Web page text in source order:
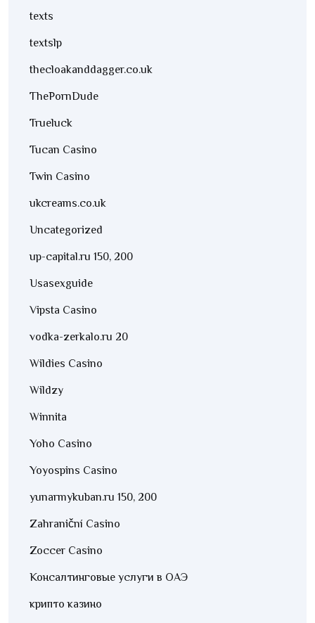
texts
textslp
thecloakanddagger.co.uk
ThePornDude
Trueluck
Tucan Casino
Twin Casino
ukcreams.co.uk
Uncategorized
up-capital.ru 150, 200
Usasexguide
Vipsta Casino
vodka-zerkalo.ru 20
Wildies Casino
Wildzy
Winnita
Yoho Casino
Yoyospins Casino
yunarmykuban.ru 150, 200
Zahraniční Casino
Zoccer Casino
Консалтинговые услуги в ОАЭ
крипто казино